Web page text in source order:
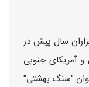
سال پیش در
آمریکای جنوبی
"سنگ بهشتی"